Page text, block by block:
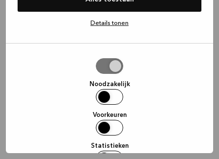
Details tonen
Noodzakelijk
Voorkeuren
Statistieken